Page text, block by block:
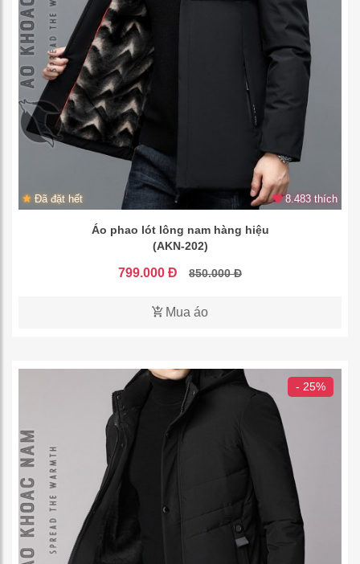
Đã đặt hết 8.483 thích
Áo phao lót lông nam hàng hiệu
(AKN-202)
799.000 Đ 850.000 Đ
Mua áo
- 25%